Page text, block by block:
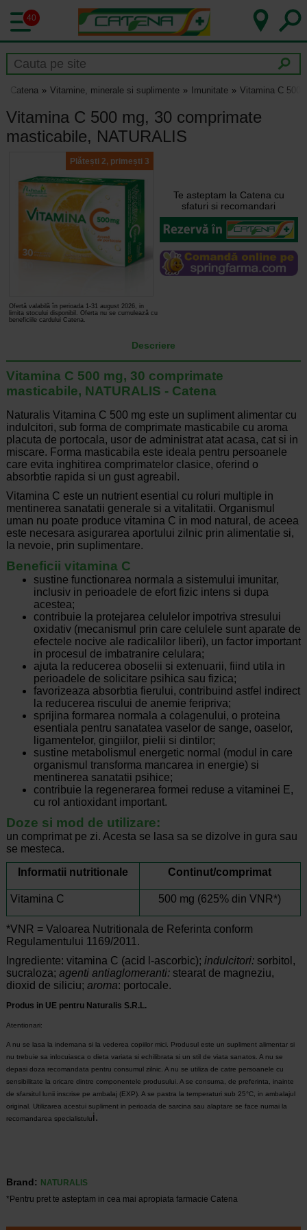
40
Catena Vitamine, minerale si suplimente Imunitate Vitamina C 500
Vitamina C 500 mg, 30 comprimate
masticabile, NATURALIS
Plătești 2, primești 3
Ofertă valabilă în perioada 1-31 august 2026, in
limita stocului disponibil. Oferta nu se cumulează cu
beneficiile cardului Catena.
Te asteptam la Catena cu
sfaturi si recomandari
Descriere
Vitamina C 500 mg, 30 comprimate
masticabile, NATURALIS - Catena
Naturalis Vitamina C 500 mg este un supliment alimentar cu
indulcitori, sub forma de comprimate masticabile cu aroma
placuta de portocala, usor de administrat atat acasa, cat si in
miscare. Forma masticabila este ideala pentru persoanele
care evita inghitirea comprimatelor clasice, oferind o
absorbtie rapida si un gust agreabil.
Vitamina C este un nutrient esential cu roluri multiple in
mentinerea sanatatii generale si a vitalitatii. Organismul
uman nu poate produce vitamina C in mod natural, de aceea
este necesara asigurarea aportului zilnic prin alimentatie si,
la nevoie, prin suplimentare.
Beneficii vitamina C
sustine functionarea normala a sistemului imunitar,
inclusiv in perioadele de efort fizic intens si dupa
acestea;
contribuie la protejarea celulelor impotriva stresului
oxidativ (mecanismul prin care celulele sunt aparate de
efectele nocive ale radicalilor liberi), un factor important
in procesul de imbatranire celulara;
ajuta la reducerea oboselii si extenuarii, fiind utila in
perioadele de solicitare psihica sau fizica;
favorizeaza absorbtia fierului, contribuind astfel indirect
la reducerea riscului de anemie feripriva;
sprijina formarea normala a colagenului, o proteina
esentiala pentru sanatatea vaselor de sange, oaselor,
ligamentelor, gingiilor, pielii si dintilor;
sustine metabolismul energetic normal (modul in care
organismul transforma mancarea in energie) si
mentinerea sanatatii psihice;
contribuie la regenerarea formei reduse a vitaminei E,
cu rol antioxidant important.
Doze si mod de utilizare:
un comprimat pe zi. Acesta se lasa sa se dizolve in gura sau
se mesteca.
Informatii nutritionale
Continut/comprimat
Vitamina C 500 mg (625% din VNR*)
*VNR = Valoarea Nutritionala de Referinta conform
Regulamentului 1169/2011.
Ingrediente: vitamina C (acid l-ascorbic); indulcitori:sorbitol,
sucraloza; agenti antiaglomeranti:stearat de magneziu,
dioxid de siliciu; aroma: portocale.
Produs in UE pentru Naturalis S.R.L.
Atentionari:
A nu se lasa la indemana si la vederea copiilor mici. Produsul este un supliment alimentar si
nu trebuie sa inlocuiasca o dieta variata si echilibrata si un stil de viata sanatos. A nu se
depasi doza recomandata pentru consumul zilnic. A nu se utiliza de catre persoanele cu
sensibilitate la oricare dintre componentele produsului. A se consuma, de preferinta, inainte
de sfarsitul lunii inscrise pe ambalaj (EXP). A se pastra la temperaturi sub 25°C, in ambalajul
original. Utilizarea acestui supliment in perioada de sarcina sau alaptare se face numai la
recomandarea specialistului.
Brand: NATURALIS
*Pentru pret te asteptam in cea mai apropiata farmacie Catena